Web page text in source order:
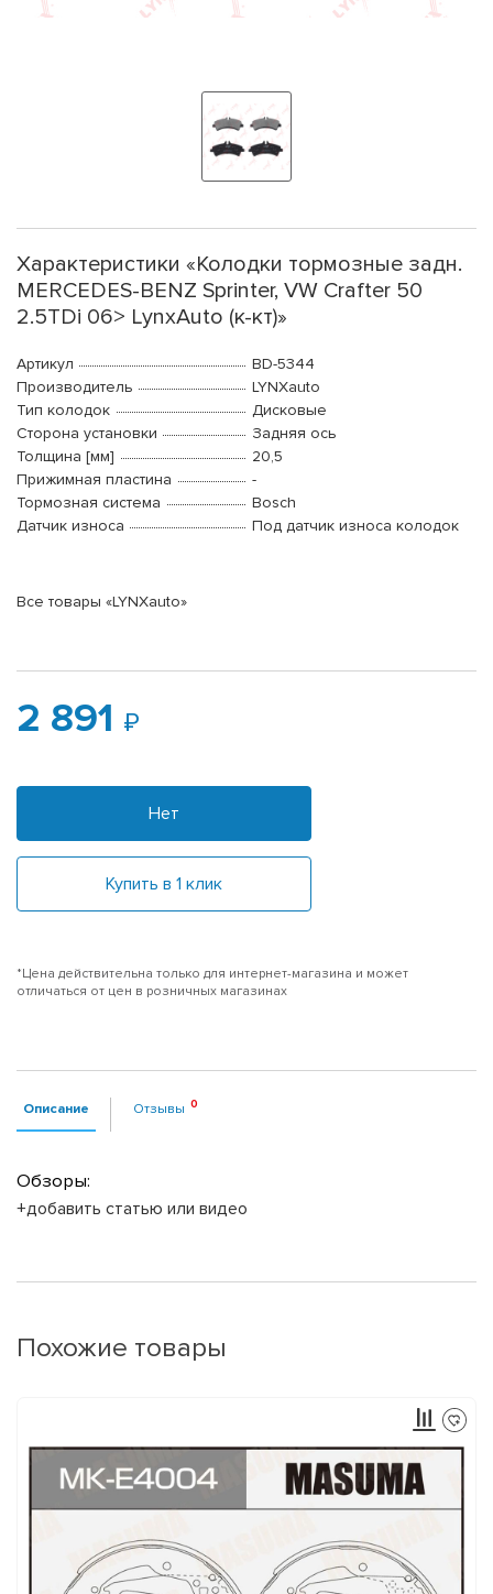
Характеристики «Колодки тормозные задн.
MERCEDES-BENZ Sprinter, VW Crafter 50
2.5TDi 06> LynxAuto (к-кт)»
Артикул
BD-5344
Производитель
LYNXauto
Тип колодок
Дисковые
Сторона установки
Задняя ось
Толщина [мм]
20,5
Прижимная пластина
-
Тормозная система
Bosch
Датчик износа
Под датчик износа колодок
Все товары «LYNXauto»
2 891
Нет
Купить в 1 клик
*Цена действительна только для интернет-магазина и может
отличаться от цен в розничных магазинах
Описание Отзывы
Обзоры:
+добавить статью или видео
Похожие товары